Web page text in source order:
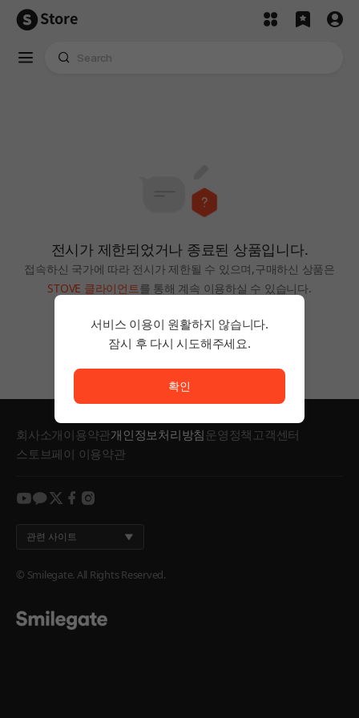
Store
전시가 제한되었거나 종료된 상품입니다.
접속하신 국가에 따라 전시가 제한될 수 있으며,구매하신 상품은
STOVE 클라이언트를 통해 계속 이용하실 수 있습니다.
홈으로
회사소개이용약관개인정보처리방침운영정책 고객센터
스토브페이 이용약관
youtube
kakaotwitterfacebook
instagram
관련 사이트
© Smilegate. All Rights Reserved.
서비스 이용이 원활하지 않습니다.
잠시 후 다시 시도해주세요.
확인